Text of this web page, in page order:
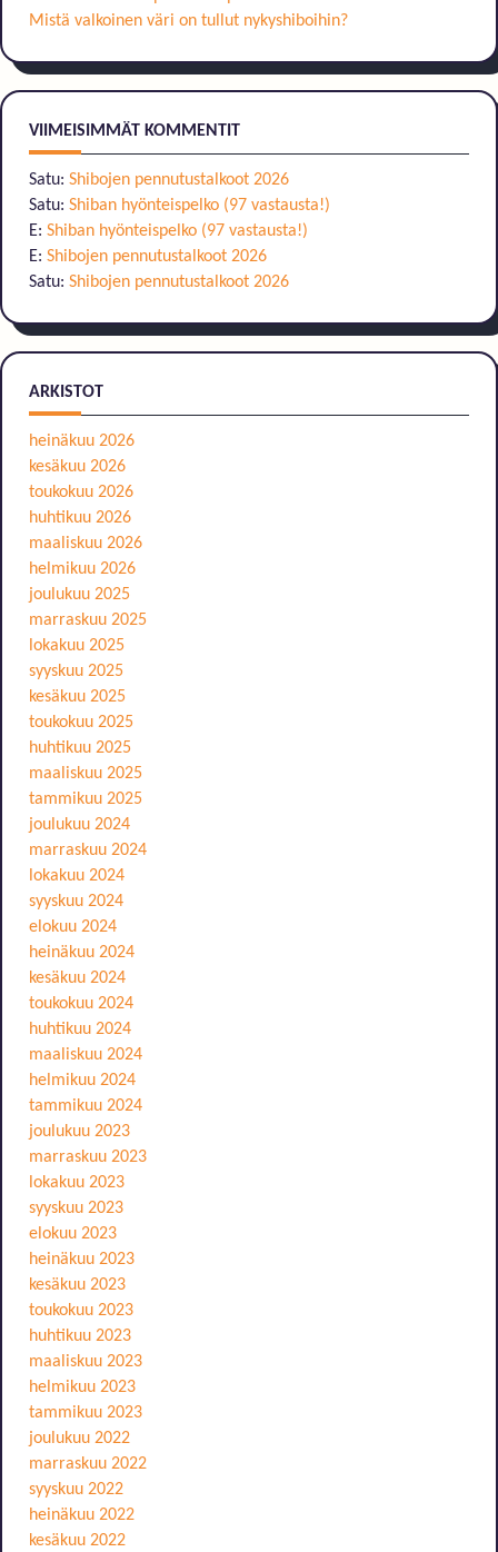
Mistä valkoinen väri on tullut nykyshiboihin?
VIIMEISIMMÄT KOMMENTIT
Satu: Shibojen pennutustalkoot 2026
Satu: Shiban hyönteispelko (97 vastausta!)
E: Shiban hyönteispelko (97 vastausta!)
E: Shibojen pennutustalkoot 2026
Satu: Shibojen pennutustalkoot 2026
ARKISTOT
heinäkuu 2026
kesäkuu 2026
toukokuu 2026
huhtikuu 2026
maaliskuu 2026
helmikuu 2026
joulukuu 2025
marraskuu 2025
lokakuu 2025
syyskuu 2025
kesäkuu 2025
toukokuu 2025
huhtikuu 2025
maaliskuu 2025
tammikuu 2025
joulukuu 2024
marraskuu 2024
lokakuu 2024
syyskuu 2024
elokuu 2024
heinäkuu 2024
kesäkuu 2024
toukokuu 2024
huhtikuu 2024
maaliskuu 2024
helmikuu 2024
tammikuu 2024
joulukuu 2023
marraskuu 2023
lokakuu 2023
syyskuu 2023
elokuu 2023
heinäkuu 2023
kesäkuu 2023
toukokuu 2023
huhtikuu 2023
maaliskuu 2023
helmikuu 2023
tammikuu 2023
joulukuu 2022
marraskuu 2022
syyskuu 2022
heinäkuu 2022
kesäkuu 2022